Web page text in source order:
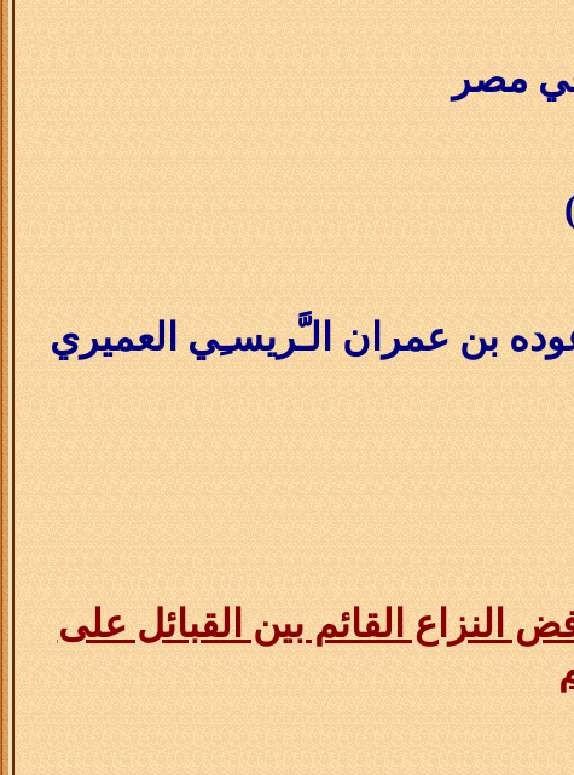
مصر
بن عمران الـَّريسـِي العميري
النزاع القائم بين القبائل على